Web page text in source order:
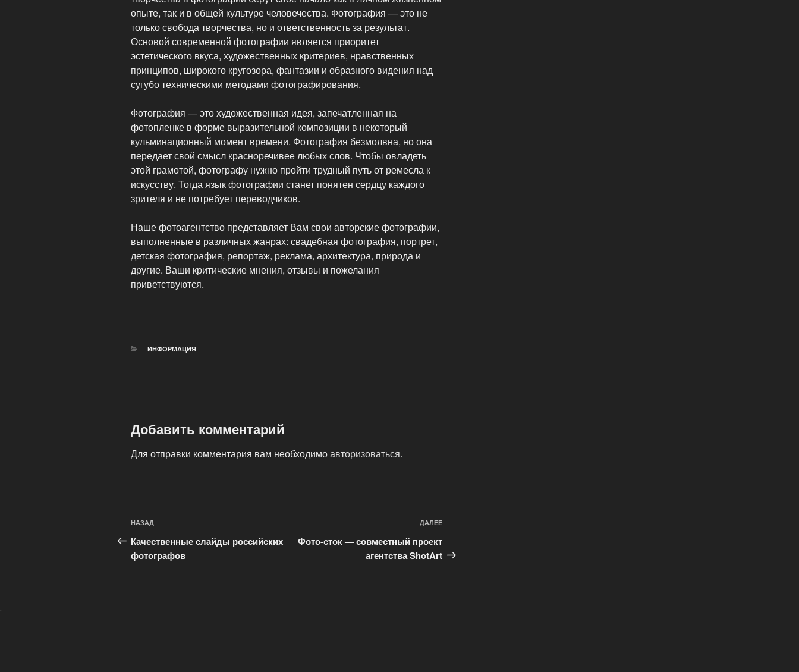
опыте, так и в общей культуре человечества. Фотография — это не
только свобода творчества, но и ответственность за результат.
Основой современной фотографии является приоритет
эстетического вкуса, художественных критериев, нравственных
принципов, широкого кругозора, фантазии и образного видения над
сугубо техническими методами фотографирования.
Фотография — это художественная идея, запечатленная на
фотопленке в форме выразительной композиции в некоторый
кульминационный момент времени. Фотография безмолвна, но она
передает свой смысл красноречивее любых слов. Чтобы овладеть
этой грамотой, фотографу нужно пройти трудный путь от ремесла к
искусству. Тогда язык фотографии станет понятен сердцу каждого
зрителя и не потребует переводчиков.
Наше фотоагентство представляет Вам свои авторские фотографии,
выполненные в различных жанрах: свадебная фотография, портрет,
детская фотография, репортаж, реклама, архитектура, природа и
другие. Ваши критические мнения, отзывы и пожелания
приветствуются.
РУБРИКИ
ИНФОРМАЦИЯ
Добавить комментарий
Для отправки комментария вам необходимоавторизоваться.
Навигация
по
записям
Предыдущая
запись:
НАЗАД
Качественные слайды российских
фотографов
ДАЛЕЕ
Фото-сток — совместный проект
агентства ShotArt
.